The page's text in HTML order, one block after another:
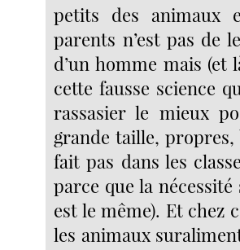
petits des animaux
parents n’est pas de
d’un homme mais
cette fausse science
rassasier le mieux
grande taille, propres,
fait pas dans les
parce que la
est le même). Et chez
les animaux